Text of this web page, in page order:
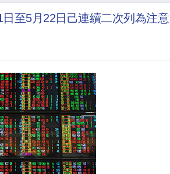
至5月22日己連續二次列為注意